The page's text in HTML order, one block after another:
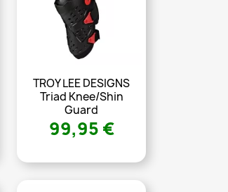
TROY LEE DESIGNS
Triad Knee/Shin
Guard
99,95 €